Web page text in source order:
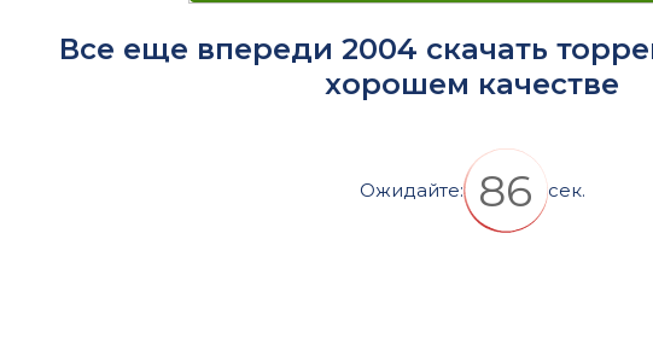
Все еще впереди 2004 скачать
хорошем качестве
Ожидайте: 85 сек.